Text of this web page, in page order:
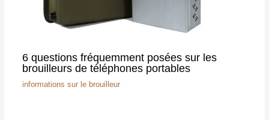
6 questions fréquemment posées sur les
brouilleurs de téléphones portables
informations sur le brouilleur